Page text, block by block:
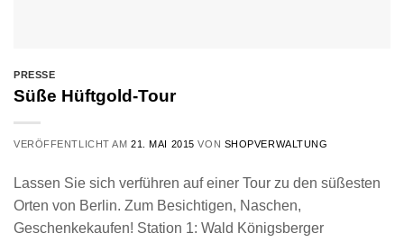
PRESSE
Süße Hüftgold-Tour
VERÖFFENTLICHT AM21. MAI 2015 VON SHOPVERWALTUNG
Lassen Sie sich verführen auf einer Tour zu den süßesten
Orten von Berlin. Zum Besichtigen, Naschen,
Geschenkekaufen! Station 1: Wald Königsberger